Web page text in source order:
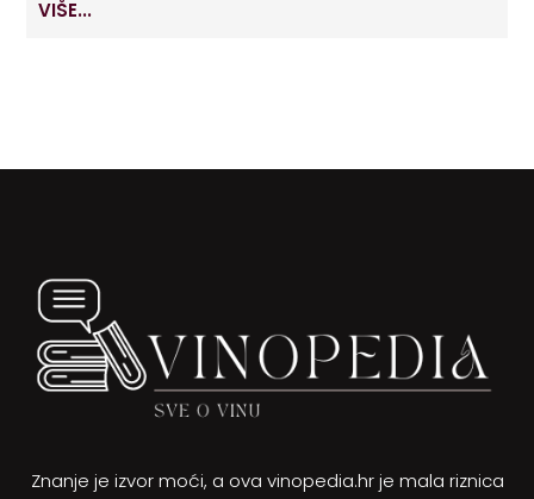
VIŠE...
Znanje je izvor moći, a ova vinopedia.hr je mala riznica